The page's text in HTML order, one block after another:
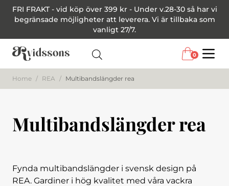
FRI FRAKT - vid köp över 399 kr - Under v.28-30 så har vi
begränsade möjligheter att leverera. Vi är tillbaka som
vanligt 27/7.
0
Home / REA / Multibandslängder rea
Multibandslängder rea
Fynda multibandslängder i svensk design på
REA. Gardiner i hög kvalitet med våra vackra